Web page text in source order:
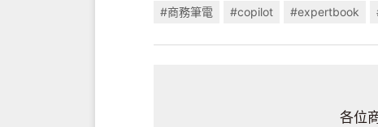
#商務筆電 #copilot #expertbook
各位